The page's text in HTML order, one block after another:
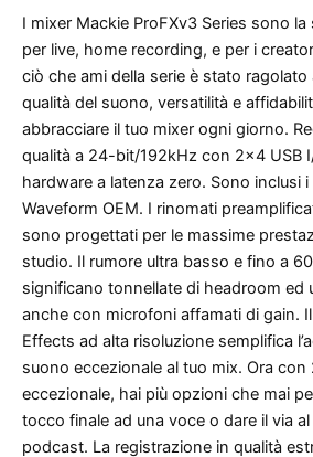
I mixer Mackie ProFXv3 Series sono
per live, home recording, e per i
ciò che ami della serie è stato ragolato
qualità del suono, versatilità e
abbracciare il tuo mixer ogni giorno.
qualità a 24-bit/192kHz con 2×4 USB
hardware a latenza zero. Sono inclusi
Waveform OEM. I rinomati
sono progettati per le massime
studio. Il rumore ultra basso e fino a
significano tonnellate di headroom ed
anche con microfoni affamati di gain.
Effects ad alta risoluzione semplifica
suono eccezionale al tuo mix. Ora
eccezionale, hai più opzioni che mai
tocco finale ad una voce o dare il via
podcast. La registrazione in qualità